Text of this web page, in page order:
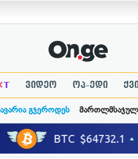
T ვიდეო ოპ-ედი
გჯეროდეს